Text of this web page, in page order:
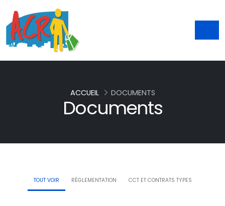
Documents
ACCUEIL DOCUMENTS
TOUT VOIR RÉGLEMENTATION CCT ET CONTRATS TYPES